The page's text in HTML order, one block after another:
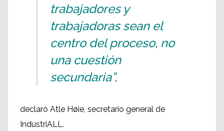
trabajadores y
trabajadoras sean el
centro del proceso, no
una cuestión
secundaria”,
declaró Atle Høie, secretario general de
IndustriALL.